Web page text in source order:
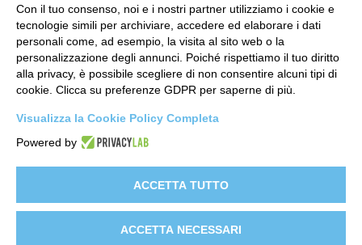
Shop
Video
Contattaci
Informativa Fornitori
Clienti e-commerce
Con il tuo consenso, noi e i nostri partner utilizziamo i cookie e
tecnologie simili per archiviare, accedere ed elaborare i dati
personali come, ad esempio, la visita al sito web o la
personalizzazione degli annunci. Poiché rispettiamo il tuo diritto
alla privacy, è possibile scegliere di non consentire alcuni tipi di
cookie. Clicca su preferenze GDPR per saperne di più.
Visualizza la Cookie Policy Completa
Powered by
ACCETTA TUTTO
ACCETTA NECESSARI